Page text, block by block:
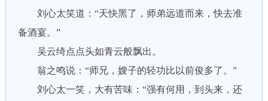
刘心太笑道：“天快黑了，师弟远道而来，快去准
备酒宴。”
吴云绮点点头如青云般飘出。
翁之鸣说：“师兄，嫂子的轻功比以前俊多了。”
刘心太一笑，大有苦味：“强有何用，到头来，还